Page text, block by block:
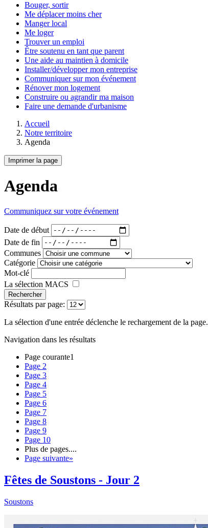
Bouger, sortir
Me déplacer moins cher
Manger local
Me loger
Trouver un emploi
Être soutenu en tant que parent
Une aide au maintien à domicile
Installer/développer mon entreprise
Communiquer sur mon événement
Rénover mon logement
Construire ou agrandir ma maison
Faire une demande d'urbanisme
Accueil
Notre territoire
Agenda
Imprimer la page
Agenda
Communiquez sur votre événement
Date de début
Date de fin
Communes
Catégorie
Mot-clé
La sélection MACS
Rechercher
Résultats par page:
La sélection d'une entrée déclenche le rechargement de la page.
Navigation dans les résultats
Page courante1
Page 2
Page 3
Page 4
Page 5
Page 6
Page 7
Page 8
Page 9
Page 10
Plus de pages....
Page suivante»
Fêtes de Soustons - Jour 2
Soustons